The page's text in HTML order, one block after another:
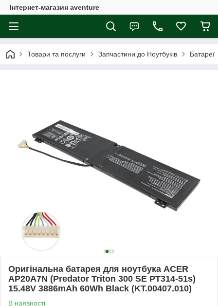
Інтернет-магазин aventure
Товари та послуги Запчастини до Ноутбуків Батареї
Оригінальна батарея для ноутбука ACER
AP20A7N (Predator Triton 300 SE PT314-51s)
15.48V 3886mAh 60Wh Black (KT.00407.010)
В наявності